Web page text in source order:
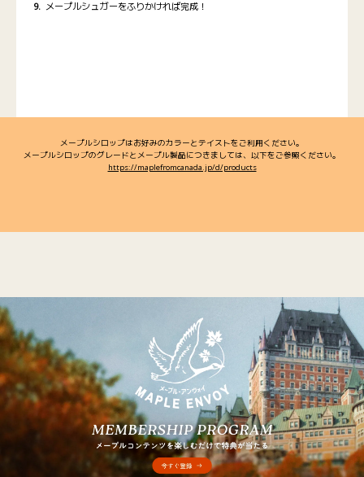
メープルシュガーをふりかければ完成！
メープルシロップはお好みのカラーとテイストをご利用ください。
メープルシロップのグレードとメープル製品につきましては、以下をご参照ください。
https://maplefromcanada.jp/d/products